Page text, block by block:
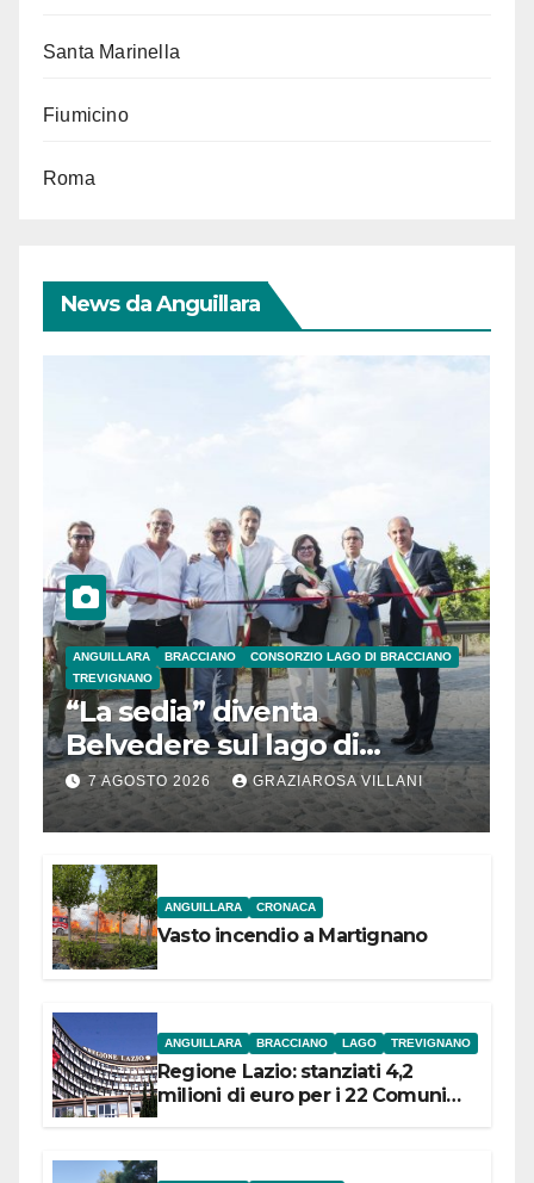
Santa Marinella
Fiumicino
Roma
News da Anguillara
ANGUILLARA BRACCIANO
CONSORZIO LAGO DI BRACCIANO
TREVIGNANO
“La sedia” diventa
Belvedere sul lago di
Bracciano: ieri
l’inaugurazione
7 AGOSTO 2026 GRAZIAROSA VILLANI
ANGUILLARA CRONACA
Vasto incendio a Martignano
ANGUILLARA BRACCIANO LAGO TREVIGNANO
Regione Lazio: stanziati 4,2
milioni di euro per i 22 Comuni